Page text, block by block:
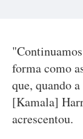
forma como
que, quando
[Kamala]
acrescentou.